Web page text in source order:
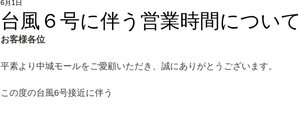
台風６号に伴う営業時間について
6月1日
お客様各位
平素より中城モールをご愛顧いただき、誠にありがとうございます。
この度の台風6号接近に伴う